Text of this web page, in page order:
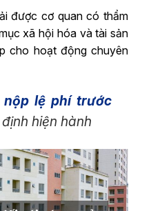
được cơ quan có thẩm
xã hội hóa và tài sản
cho hoạt động chuyên
nộp lệ phí trước
hiện hành